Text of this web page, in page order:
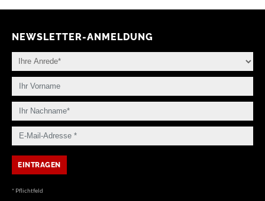
NEWSLETTER-ANMELDUNG
* Pflichtfeld